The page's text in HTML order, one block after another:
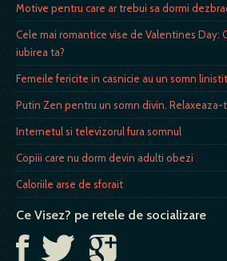
Motive pentru care ar trebui sa dormi
Cele mai romantice vise de Valentines Day:
iubirea ta?
Femeile fericite in casnicie au un somn linistit
Putin Zen pentru un somn divin. Relaxeaza-
Internetul si televizorul fura somnul
Copiii care nu dorm devin adulti obezi
Caloriile arse de sforait
Ce Visez? pe retele de socializare